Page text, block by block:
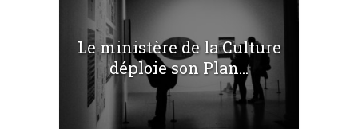
Le ministère de la Culture
déploie son Plan...